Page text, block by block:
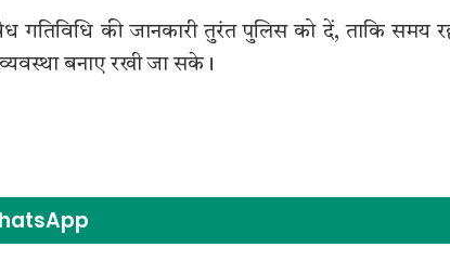
गतिविधि की जानकारी तुरंत पुलिस को दें, ताकि समय
बनाए रखी जा सके।